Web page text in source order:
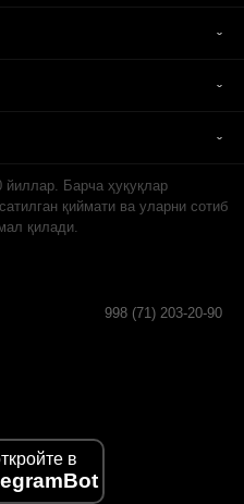
Барча ҳуқуқлар
қиймати ва уларни сотиб
қилади.
998 (71) 203-20-90
в